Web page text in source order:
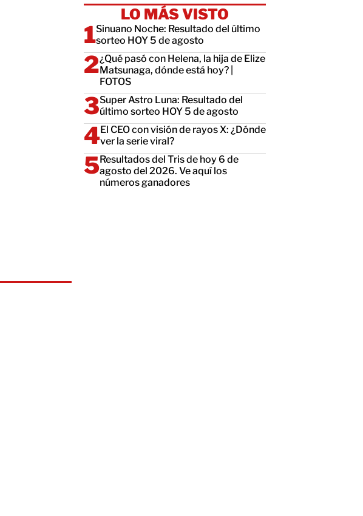
LO MÁS VISTO
Sinuano Noche: Resultado del último
sorteo HOY 5 de agosto
¿Qué pasó con Helena, la hija de Elize
Matsunaga, dónde está hoy? |
FOTOS
Super Astro Luna: Resultado del
último sorteo HOY 5 de agosto
El CEO con visión de rayos X: ¿Dónde
ver la serie viral?
Resultados del Tris de hoy 6 de
agosto del 2026. Ve aquí los
números ganadores